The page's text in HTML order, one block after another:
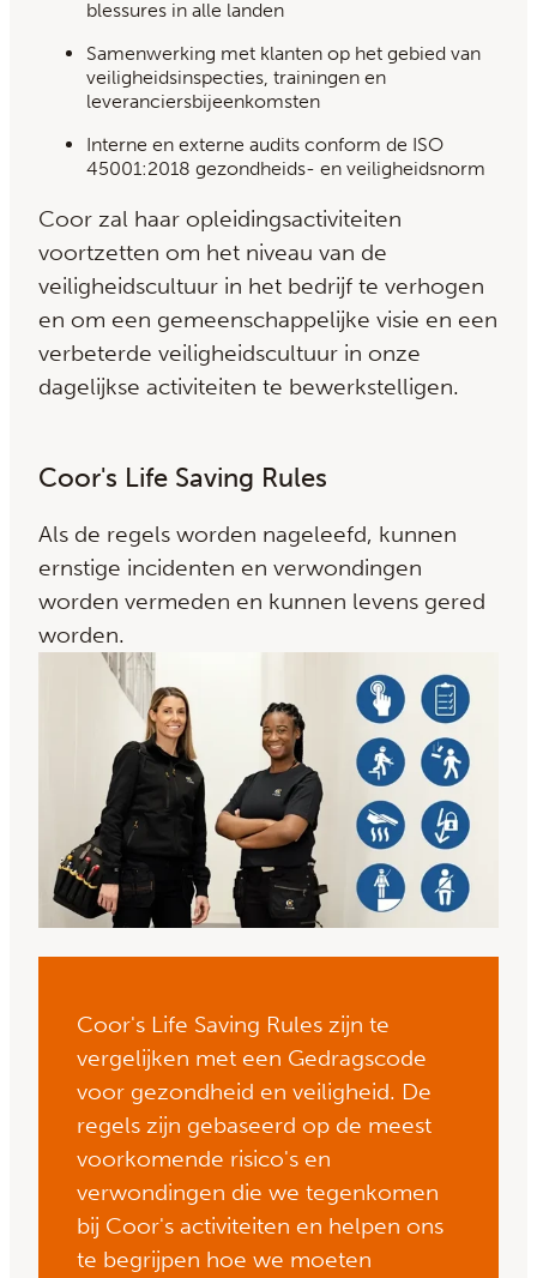
blessures in alle landen
Samenwerking met klanten op het gebied van
veiligheidsinspecties, trainingen en
leveranciersbijeenkomsten
Interne en externe audits conform de ISO
45001:2018 gezondheids- en veiligheidsnorm
Coor zal haar opleidingsactiviteiten
voortzetten om het niveau van de
veiligheidscultuur in het bedrijf te verhogen
en om een ​​gemeenschappelijke visie en een
verbeterde veiligheidscultuur in onze
dagelijkse activiteiten te bewerkstelligen.
Coor's Life Saving Rules
Als de regels worden nageleefd, kunnen
ernstige incidenten en verwondingen
worden vermeden en kunnen levens gered
worden.
Coor's Life Saving Rules zijn te
vergelijken met een Gedragscode
voor gezondheid en veiligheid. De
regels zijn gebaseerd op de meest
voorkomende risico's en
verwondingen die we tegenkomen
bij Coor's activiteiten en helpen ons
te begrijpen hoe we moeten